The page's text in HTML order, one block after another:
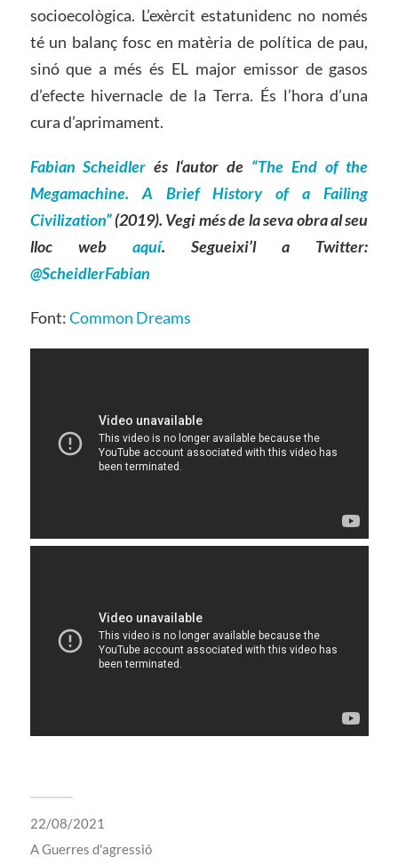
socioecològica. L’exèrcit estatunidenc no només
té un balanç fosc en matèria de política de pau,
sinó que a més és EL major emissor de gasos
d’efecte hivernacle de la Terra. És l’hora d’una
cura d’aprimament.
Fabian Scheidler és l‘autor de “The End of the
Megamachine. A Brief History of a Failing
Civilization”(2019). Vegi més de la seva obra al seu
lloc web aquí. Segueixi’l a Twitter:
@ScheidlerFabian
Font:Common Dreams
22/08/2021
AGuerres d'agressió